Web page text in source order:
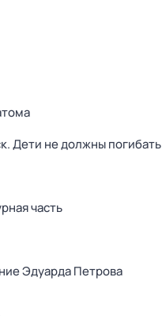
Дети не должны погибать
часть
Эдуарда Петрова